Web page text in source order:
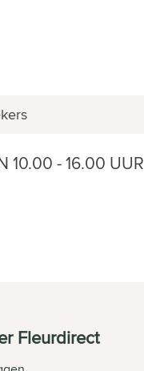
10.00 - 16.00 UUR
Fleurdirect